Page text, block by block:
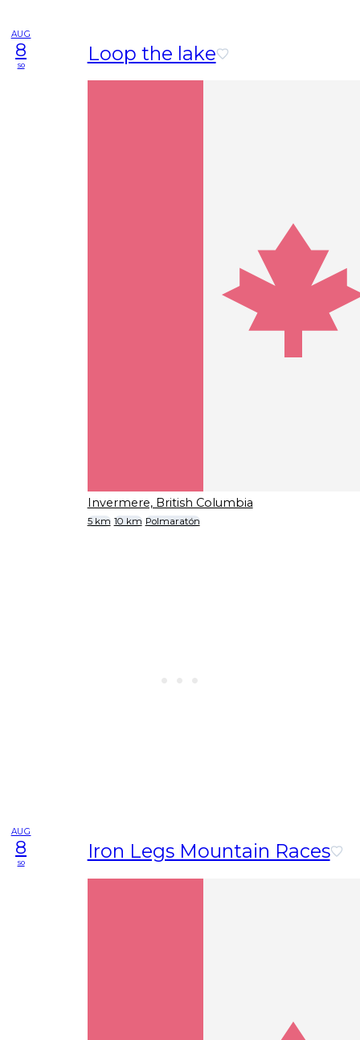
AUG
8
so Loop the lake
Invermere, British Columbia
5 km 10 km Polmaratón
AUG
8
so Iron Legs Mountain Races